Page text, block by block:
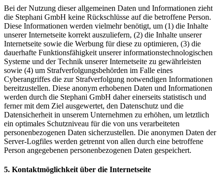
Bei der Nutzung dieser allgemeinen Daten und Informationen zieht
die Stephani GmbH keine Rückschlüsse auf die betroffene Person.
Diese Informationen werden vielmehr benötigt, um (1) die Inhalte
unserer Internetseite korrekt auszuliefern, (2) die Inhalte unserer
Internetseite sowie die Werbung für diese zu optimieren, (3) die
dauerhafte Funktionsfähigkeit unserer informationstechnologischen
Systeme und der Technik unserer Internetseite zu gewährleisten
sowie (4) um Strafverfolgungsbehörden im Falle eines
Cyberangriffes die zur Strafverfolgung notwendigen Informationen
bereitzustellen. Diese anonym erhobenen Daten und Informationen
werden durch die Stephani GmbH daher einerseits statistisch und
ferner mit dem Ziel ausgewertet, den Datenschutz und die
Datensicherheit in unserem Unternehmen zu erhöhen, um letztlich
ein optimales Schutzniveau für die von uns verarbeiteten
personenbezogenen Daten sicherzustellen. Die anonymen Daten der
Server-Logfiles werden getrennt von allen durch eine betroffene
Person angegebenen personenbezogenen Daten gespeichert.
5. Kontaktmöglichkeit über die Internetseite